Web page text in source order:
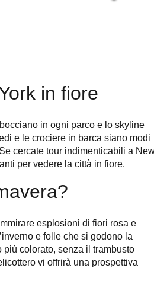
in fiore
in ogni parco e lo skyline
e le crociere in barca siano modi
cercate tour indimenticabili a
per vedere la città in fiore.
esplosioni di fiori rosa e
e folle che si godono la
colorato, senza il trambusto
vi offrirà una prospettiva